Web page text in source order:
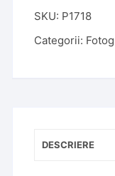
t
SKU: P1718
Categorii:
DESCRIERE